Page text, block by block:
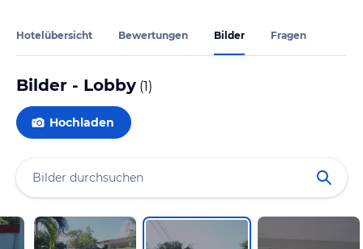
Hotelübersicht Bewertungen Bilder Fragen
Bilder - Lobby (1)
Hochladen